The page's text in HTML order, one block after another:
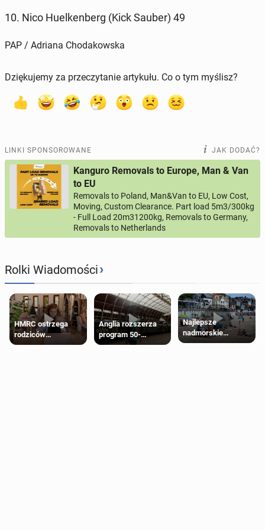
10. Nico Hu­el­ken­berg (Kick Sauber) 49
PAP / Adriana Chodakowska
Dziękujemy za przeczytanie artykułu. Co o tym myślisz?
LINKI SPONSOROWANE JAK DODAĆ?
Kanguro Removals to Europe, Man & Van
to EU
Removals to Poland, Man&Van to EU, Low Cost,
Moving, Custom Clearance. Part load 5m3/300kg
- Full Load 20m31200kg, Removals to Germany,
Removals to Netherlands
Rolki Wiadomości›
HMRC ostrzega
rodziców
pobierających Child
Anglia rozszerza
program 50-
procentowych
Najlepsze
nadmorskie
miasteczko blisko